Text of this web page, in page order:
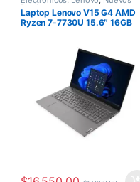
Productos
Laptop Lenovo V15 G4 AMD
Ryzen 7-7730U 15.6″ 16GB